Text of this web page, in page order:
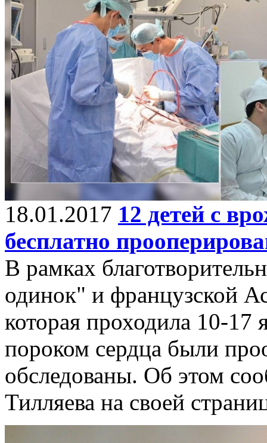
18.01.2017 12 детей с
бесплатно
В рамках
одинок" и французской
которая проходила 10-17
пороком сердца были
обследованы. Об этом
Тилляева на своей